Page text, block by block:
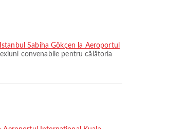
Sabiha Gökçen la Aeroportul
convenabile pentru călătoria